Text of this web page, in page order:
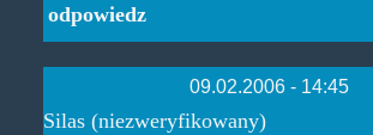
odpowiedz
09.02.2006 - 14:45
Silas (niezweryfikowany)